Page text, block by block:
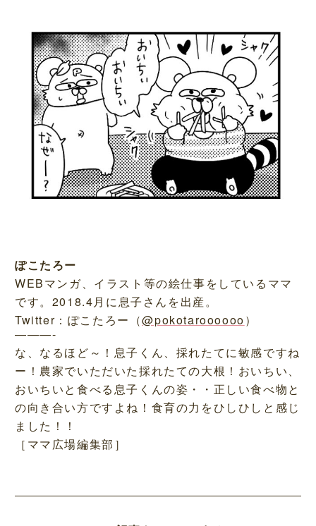
ぽこたろー
WEBマンガ、イラスト等の絵仕事をしているママ
です。2018.4月に息子さんを出産。
Twitter：ぽこたろー（@pokotaroooooo）
———-
な、なるほど～！息子くん、採れたてに敏感ですね
ー！農家でいただいた採れたての大根！おいちい、
おいちいと食べる息子くんの姿・・正しい食べ物と
の向き合い方ですよね！食育の力をひしひしと感じ
ました！！
［ママ広場編集部］